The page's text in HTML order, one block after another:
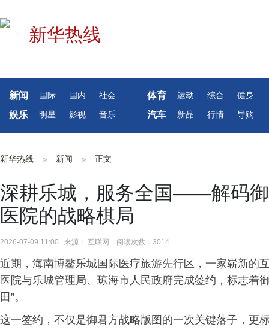
新闻 国际 国内 社会 体育 运动 综合 健身
娱乐 明星 影视 音乐 汽车 新品 行情 导购
新华热线 新闻 正文
深耕乐城，服务全国——解码
医院的战略棋局
2026-07-09 11:00 来源： 互联网 阅读次数：3014
近期，海南博鳌乐城国际医疗旅游先行区，一家崭新的
医院与乐城管理局、琼海市人民政府完成签约，标志着
田”。
这一签约，不仅是御君方战略版图的一次关键落子，更